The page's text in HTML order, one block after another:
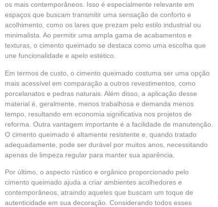
os mais contemporâneos. Isso é especialmente relevante em
espaços que buscam transmitir uma sensação de conforto e
acolhimento, como os lares que prezam pelo estilo industrial ou
minimalista. Ao permitir uma ampla gama de acabamentos e
texturas, o cimento queimado se destaca como uma escolha que
une funcionalidade e apelo estético.
Em termos de custo, o cimento queimado costuma ser uma opção
mais acessível em comparação a outros revestimentos, como
porcelanatos e pedras naturais. Além disso, a aplicação desse
material é, geralmente, menos trabalhosa e demanda menos
tempo, resultando em economia significativa nos projetos de
reforma. Outra vantagem importante é a facilidade de manutenção.
O cimento queimado é altamente resistente e, quando tratado
adequadamente, pode ser durável por muitos anos, necessitando
apenas de limpeza regular para manter sua aparência.
Por último, o aspecto rústico e orgânico proporcionado pelo
cimento queimado ajuda a criar ambientes acolhedores e
contemporâneos, atraindo aqueles que buscam um toque de
autenticidade em sua decoração. Considerando todos esses